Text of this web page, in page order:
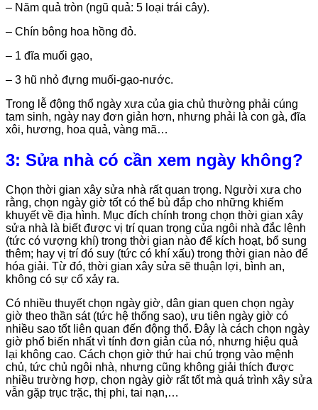
– Năm quả tròn (ngũ quả: 5 loại trái cây).
– Chín bông hoa hồng đỏ.
– 1 đĩa muối gạo,
– 3 hũ nhỏ đựng muối-gạo-nước.
Trong lễ động thổ ngày xưa của gia chủ thường phải cúng
tam sinh, ngày nay đơn giản hơn, nhưng phải là con gà, đĩa
xôi, hương, hoa quả, vàng mã…
3: Sửa nhà có cần xem ngày không?
Chọn thời gian xây sửa nhà rất quan trọng. Người xưa cho
rằng, chọn ngày giờ tốt có thể bù đắp cho những khiếm
khuyết về địa hình. Mục đích chính trong chọn thời gian xây
sửa nhà là biết được vị trí quan trọng của ngôi nhà đắc lệnh
(tức có vượng khí) trong thời gian nào để kích hoạt, bổ sung
thêm; hay vị trí đó suy (tức có khí xấu) trong thời gian nào để
hóa giải. Từ đó, thời gian xây sửa sẽ thuận lợi, bình an,
không có sự cố xảy ra.
Có nhiều thuyết chọn ngày giờ, dân gian quen chọn ngày
giờ theo thần sát (tức hệ thống sao), ưu tiên ngày giờ có
nhiều sao tốt liên quan đến động thổ. Đây là cách chọn ngày
giờ phổ biến nhất vì tính đơn giản của nó, nhưng hiệu quả
lại không cao. Cách chọn giờ thứ hai chú trọng vào mệnh
chủ, tức chủ ngôi nhà, nhưng cũng không giải thích được
nhiều trường hợp, chọn ngày giờ rất tốt mà quá trình xây sửa
vẫn gặp trục trặc, thị phi, tai nạn,…